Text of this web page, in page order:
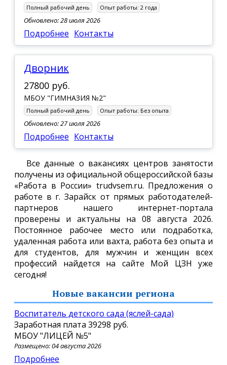
Полный рабочий день Опыт работы: 2 года
Обновлено: 28 июля 2026
Подробнее Контакты
Дворник
27800 руб.
МБОУ "ГИМНАЗИЯ №2"
Полный рабочий день Опыт работы: Без опыта
Обновлено: 27 июля 2026
Подробнее Контакты
Все данные о вакансиях центров занятости
получены из официальной общероссийской базы
«Работа в России» trudvsem.ru. Предложения о
работе в г. Зарайск от прямых работодателей-
партнеров нашего интернет-портала
проверены и актуальны на 08 августа 2026.
Постоянное рабочее место или подработка,
удаленная работа или вахта, работа без опыта и
для студентов, для мужчин и женщин всех
профессий найдется на сайте Мой ЦЗН уже
сегодня!
Новые вакансии региона
Воспитатель детского сада (яслей-сада)
Заработная плата 39298 руб.
МБОУ "ЛИЦЕЙ №5"
Размещено: 04 августа 2026
Подробнее